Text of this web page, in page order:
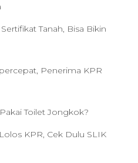
Tanah, Bisa Bikin
Penerima KPR
Toilet Jongkok?
KPR, Cek Dulu SLIK